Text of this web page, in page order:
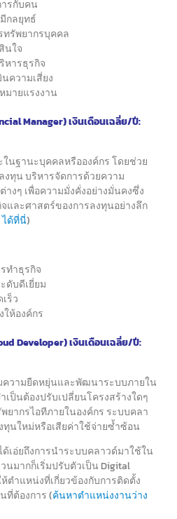
รกับคน
กลยุทธ์
รัพยากรบุคคล
นใจ
หารธุรกิจ
ความเสี่ยง
ายแรงงาน
Manager) เงินเดือนเฉลี่ย/ปี:
นฐานะบุคคลหรือองค์กรโดยช่วย
ทุน บริหารจัดการด้วยความ
างๆ เพื่อความมั่งคั่งอย่างมั่นคงซึ่ง
และศาสตร์ของการลงทุนอย่างลึก
ได้ที่นี่)
ทำธุรกิจ
ดับดีเยี่ยม
ร็ว
ให้องค์กร
Developer) เงินเดือนเฉลี่ย/ปี:
ความยืดหยุ่นและพัฒนาระบบภายใน
ป็นต้องปรับเปลี่ยนโครงสร้างใดๆ
ยากรไอทีภายในองค์กร ระบบคลา
นใหม่หรือเสียค่าใช้จ่ายซ้ำซ้อน
ด้เอ่ยถึงการนำระบบคลาวด์มาใช้ใน
นมากก็เริ่มปรับตัวเป็น Digital
ตำแหน่งที่เกี่ยวข้องกับการติดตั้ง
ที่ต้องการ (ค้นหาตำแหน่งงานว่าง